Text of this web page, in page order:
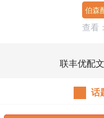
产交
伯森
查看：
联丰优配
话